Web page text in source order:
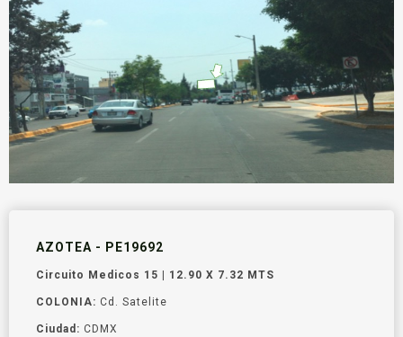
AZOTEA - PE19692
Circuito Medicos 15 | 12.90 X 7.32 MTS
COLONIA: Cd. Satelite
Ciudad: CDMX